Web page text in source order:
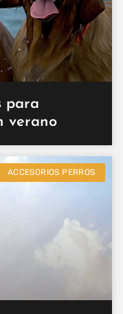
para
verano
ACCESORIOS PERROS